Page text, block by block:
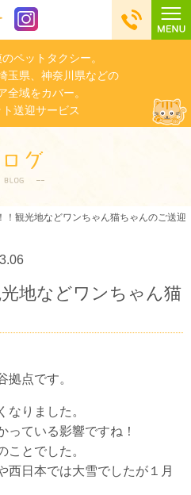
ペットタクシー。
玉県、神奈川県などの
全域をカバー。
送迎サービス
！観光地などワンちゃん猫ちゃんのご送迎
地などワンちゃん猫
拠点です。
なりました。
っている影響ですね！
ことでした。
西日本では大雪でしたが１月